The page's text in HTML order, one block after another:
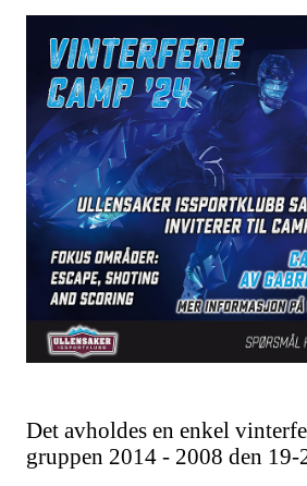
Det avholdes en enkel
gruppen 2014 - 2008 den 19-